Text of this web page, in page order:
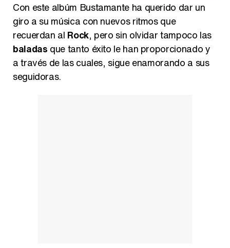
Con este albúm Bustamante ha querido dar un
giro a su música con nuevos ritmos que
recuerdan al Rock, pero sin olvidar tampoco las
baladas que tanto éxito le han proporcionado y
a través de las cuales, sigue enamorando a sus
seguidoras.